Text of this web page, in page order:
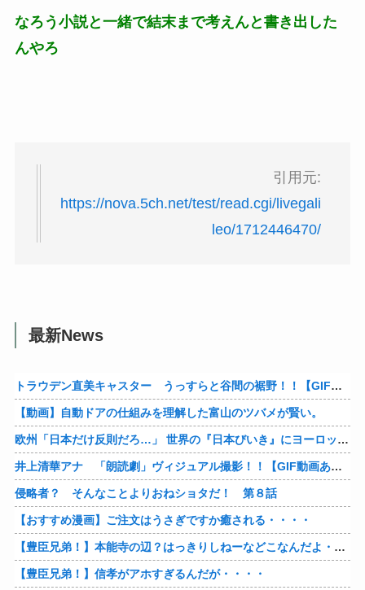
なろう小説と一緒で結末まで考えんと書き出した
んやろ
引用元:
https://nova.5ch.net/test/read.cgi/livegali
leo/1712446470/
最新News
トラウデン直美キャスター うっすらと谷間の裾野！！【GIF動画あり】
【動画】自動ドアの仕組みを理解した富山のツバメが賢い。
欧州「日本だけ反則だろ…」 世界の『日本びいき』にヨーロッパ全土から不満の声
井上清華アナ 「朗読劇」ヴィジュアル撮影！！【GIF動画あり】
侵略者？ そんなことよりおねショタだ！ 第８話
【おすすめ漫画】ご注文はうさぎですか癒される・・・・
【豊臣兄弟！】本能寺の辺？はっきりしねーなどこなんだよ・・・・
【豊臣兄弟！】信孝がアホすぎるんだが・・・・